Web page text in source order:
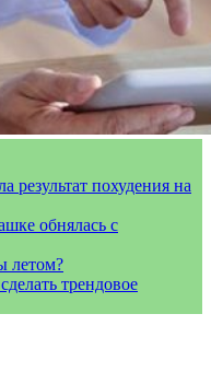
результат похудения на
обнялась с
летом?
трендовое